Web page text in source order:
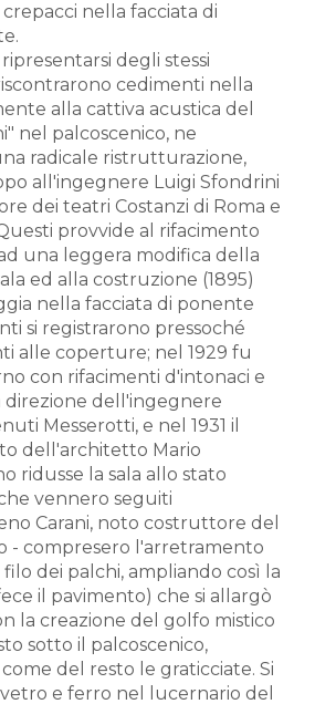
nella facciata di
degli stessi
cedimenti nella
alla cattiva acustica del
nel palcoscenico, ne
radicale ristrutturazione,
all'ingegnere Luigi Sfondrini
dei teatri Costanzi di Roma e
provvide al rifacimento
una leggera modifica della
ed alla costruzione (1895)
nella facciata di ponente
si registrarono pressoché
alle coperture; nel 1929 fu
con rifacimenti d'intonaci e
direzione dell'ingegnere
Messerotti, e nel 1931 il
dell'architetto Mario
ridusse la sala allo stato
vennero seguiti
Carani, noto costruttore del
- compresero l'arretramento
dei palchi, ampliando così la
il pavimento) che si allargò
la creazione del golfo mistico
sotto il palcoscenico,
del resto le graticciate. Si
e ferro nel lucernario del